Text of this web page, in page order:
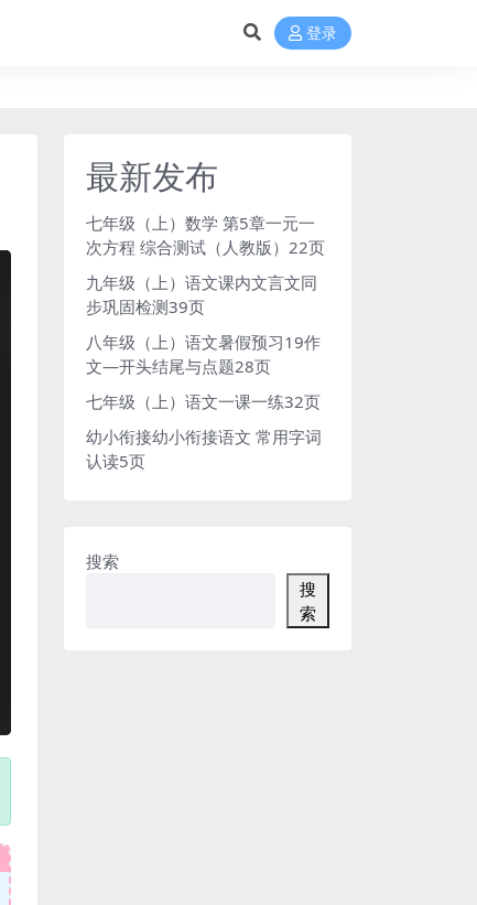
登录
最新发布
七年级（上）数学 第5章一元一
次方程 综合测试（人教版）22页
九年级（上）语文课内文言文同
步巩固检测39页
八年级（上）语文暑假预习19作
文—开头结尾与点题28页
七年级（上）语文一课一练32页
幼小衔接幼小衔接语文 常用字词
认读5页
搜索
搜
索